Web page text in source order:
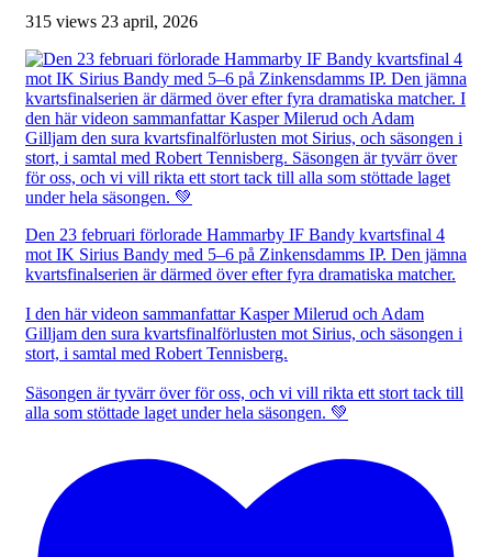
315 views 23 april, 2026
Den 23 februari förlorade Hammarby IF Bandy kvartsfinal 4
mot IK Sirius Bandy med 5–6 på Zinkensdamms IP. Den jämna
kvartsfinalserien är därmed över efter fyra dramatiska matcher.
I den här videon sammanfattar Kasper Milerud och Adam
Gilljam den sura kvartsfinalförlusten mot Sirius, och säsongen i
stort, i samtal med Robert Tennisberg.
Säsongen är tyvärr över för oss, och vi vill rikta ett stort tack till
alla som stöttade laget under hela säsongen. 💚